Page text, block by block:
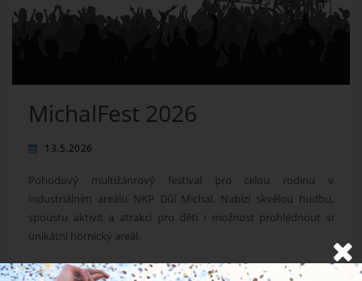
MichalFest 2026
13.5.2026
Pohodový multižánrový festival pro celou rodinu v
industriálním areálu NKP Důl Michal. Nabízí skvělou hudbu,
spoustu aktivit a atrakcí pro děti i možnost prohlédnout si
unikátní hornický areál.
Více informací